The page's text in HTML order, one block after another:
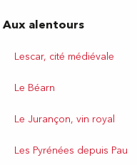
Aux alentours
Lescar, cité médiévale
Le Béarn
Le Jurançon, vin royal
Les Pyrénées depuis Pau
64110
!